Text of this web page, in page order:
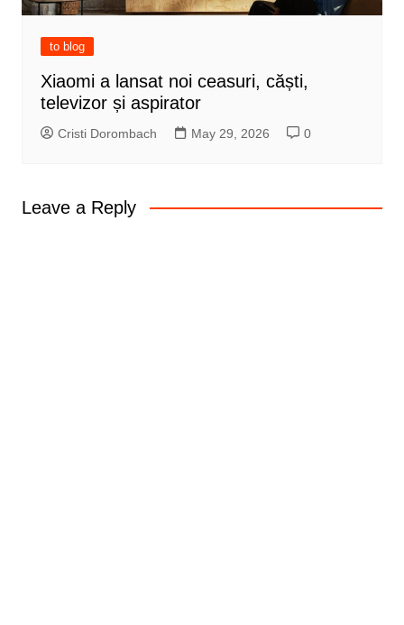
to blog
Xiaomi a lansat noi ceasuri, căști,
televizor și aspirator
Cristi Dorombach May 29, 2026 0
Leave a Reply